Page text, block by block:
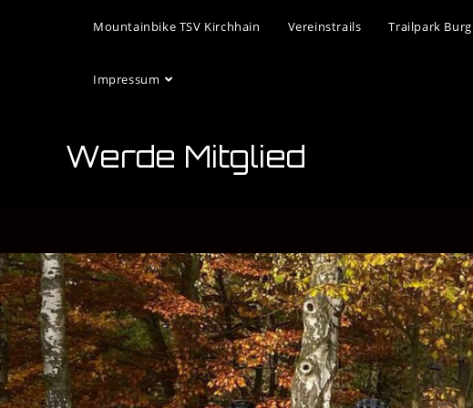
Mountainbike TSV Kirchhain Vereinstrails Trailpark
Impressum
Werde Mitglied